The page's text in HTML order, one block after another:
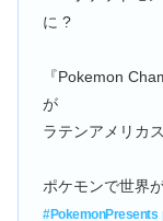
に ?
『Pokemon
が
ラテンアメリカ
ポケモンで世界
#PokemonPresents